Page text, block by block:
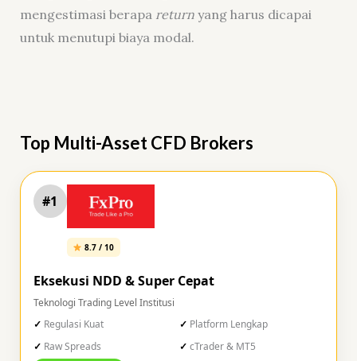
mengestimasi berapa returnyang harus dicapai
untuk menutupi biaya modal.
Top Multi-Asset CFD Brokers
#1
8.7 / 10
Eksekusi NDD & Super Cepat
Teknologi Trading Level Institusi
Regulasi Kuat
Platform Lengkap
Raw Spreads
cTrader & MT5